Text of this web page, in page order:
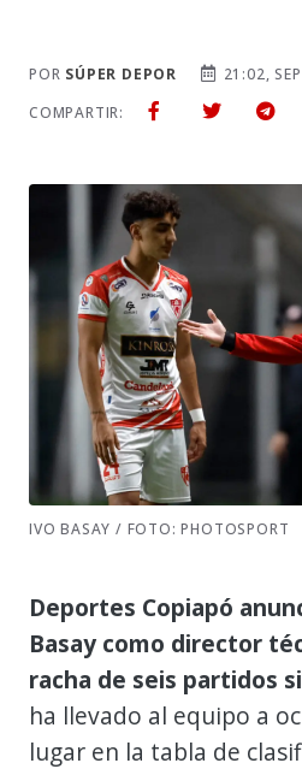
POR SÚPER DEPOR
21:02,
COMPARTIR:
IVO BASAY / FOTO: PHOTOSPORT
Deportes Copiapó
Basay como director
racha de seis partidos
ha llevado al equipo a
lugar en la tabla de